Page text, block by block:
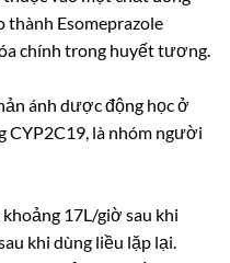
thành Esomeprazole
chính trong huyết tương.
ánh dược động học ở
CYP2C19, là nhóm người
17L/giờ sau khi
khi dùng liều lặp lại.